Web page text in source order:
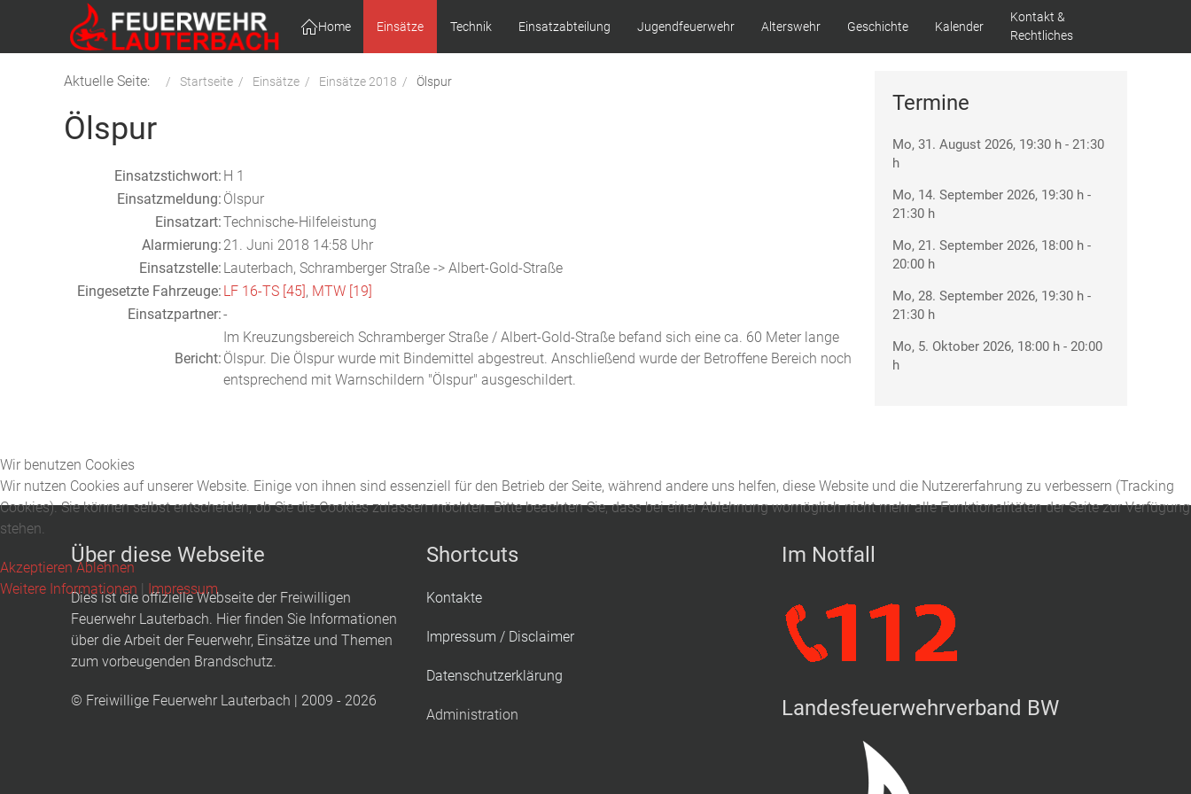
Home Einsätze Technik Einsatzabteilung Jugendfeuerwehr Alterswehr Geschichte Kalender
Kontakt &
Rechtliches
Aktuelle Seite: Startseite Einsätze Einsätze 2018 Ölspur
Ölspur
Einsatzstichwort: H 1
Einsatzmeldung: Ölspur
Einsatzart:Technische-Hilfeleistung
Alarmierung: 21. Juni 2018 14:58 Uhr
Einsatzstelle: Lauterbach, Schramberger Straße -> Albert-Gold-Straße
Eingesetzte Fahrzeuge: LF 16-TS [45], MTW [19]
Einsatzpartner:-
Bericht:
Im Kreuzungsbereich Schramberger Straße / Albert-Gold-Straße befand sich eine ca. 60 Meter lange
Ölspur. Die Ölspur wurde mit Bindemittel abgestreut. Anschließend wurde der Betroffene Bereich noch
entsprechend mit Warnschildern "Ölspur" ausgeschildert.
Termine
Mo, 31. August 2026, 19:30 h - 21:30
h
Mo, 14. September 2026, 19:30 h -
21:30 h
Mo, 21. September 2026, 18:00 h -
20:00 h
Mo, 28. September 2026, 19:30 h -
21:30 h
Mo, 5. Oktober 2026, 18:00 h - 20:00
h
Über diese Webseite
Dies ist die offizielle Webseite der Freiwilligen
Feuerwehr Lauterbach. Hier finden Sie Informationen
über die Arbeit der Feuerwehr, Einsätze und Themen
zum vorbeugenden Brandschutz.
© Freiwillige Feuerwehr Lauterbach | 2009 - 2026
Shortcuts
Kontakte
Impressum / Disclaimer
Datenschutzerklärung
Administration
Im Notfall
Landesfeuerwehrverband BW
Wir benutzen Cookies
Wir nutzen Cookies auf unserer Website. Einige von ihnen sind essenziell für den Betrieb der Seite, während andere uns helfen, diese Website und die Nutzererfahrung zu verbessern (Tracking
Cookies). Sie können selbst entscheiden, ob Sie die Cookies zulassen möchten. Bitte beachten Sie, dass bei einer Ablehnung womöglich nicht mehr alle Funktionalitäten der Seite zur Verfügung
stehen.
Akzeptieren Ablehnen
Weitere Informationen | Impressum